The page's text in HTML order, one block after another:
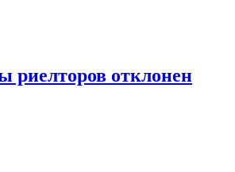
риелторов отклонен